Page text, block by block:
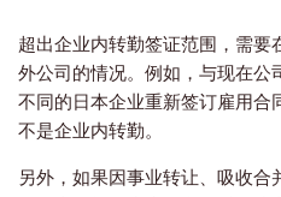
超出企业内转勤签证范围，需要
外公司的情况。例如，与现在公
不同的日本企业重新签订雇用合
不是企业内转勤。
另外，如果因事业转让、吸收合